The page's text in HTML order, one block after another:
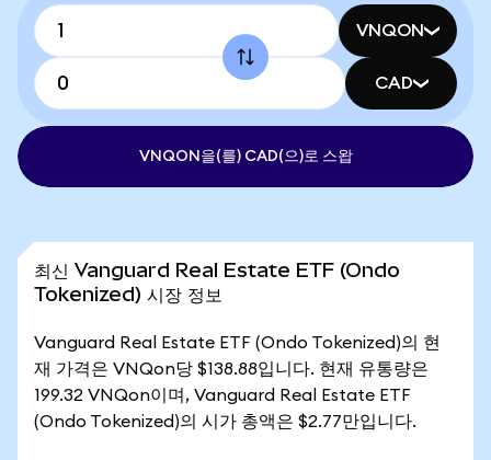
VNQON
CAD
VNQON을(를) CAD(으)로 스왑
최신 Vanguard Real Estate ETF (Ondo
Tokenized) 시장 정보
Vanguard Real Estate ETF (Ondo Tokenized)의 현
재 가격은 VNQon당 $138.88입니다. 현재 유통량은
199.32 VNQon이며, Vanguard Real Estate ETF
(Ondo Tokenized)의 시가 총액은 $2.77만입니다.